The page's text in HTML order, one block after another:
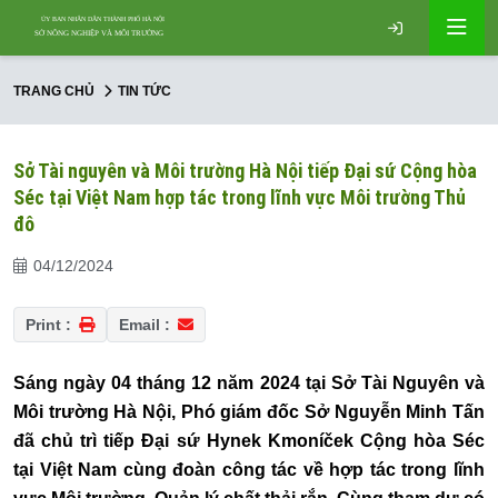
TRANG CHỦ TIN TỨC
Sở Tài nguyên và Môi trường Hà Nội tiếp Đại sứ Cộng hòa
Séc tại Việt Nam hợp tác trong lĩnh vực Môi trường Thủ
đô
04/12/2024
Print : Email :
Sáng ngày 04 tháng 12 năm 2024 tại Sở Tài Nguyên và
Môi trường Hà Nội, Phó giám đốc Sở Nguyễn Minh Tấn
đã chủ trì tiếp Đại sứ Hynek Kmoníček Cộng hòa Séc
tại Việt Nam cùng đoàn công tác về hợp tác trong lĩnh